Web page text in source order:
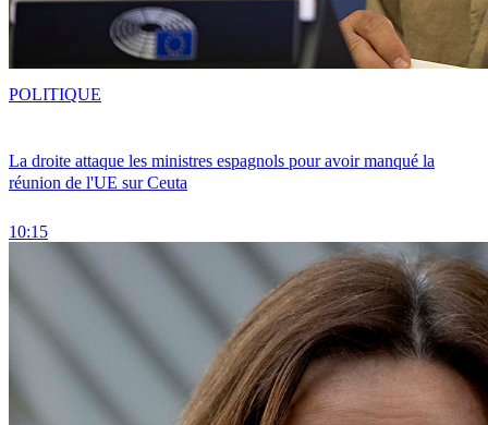
La droite attaque les ministres espagnols pour avoir manqué la
réunion de l'UE sur Ceuta
10:15
POLITIQUE